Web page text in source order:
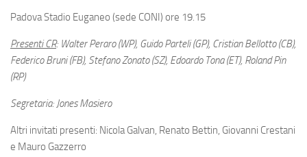
Padova Stadio Euganeo (sede CONI) ore 19.15
Presenti CR: Walter Peraro (WP), Guido Parteli (GP), Cristian Bellotto (CB),
Federico Bruni (FB), Stefano Zonato (SZ), Edoardo Tona (ET), Roland Pin
(RP)
Segretaria: Jones Masiero
Altri invitati presenti: Nicola Galvan, Renato Bettin, Giovanni Crestani
e Mauro Gazzerro